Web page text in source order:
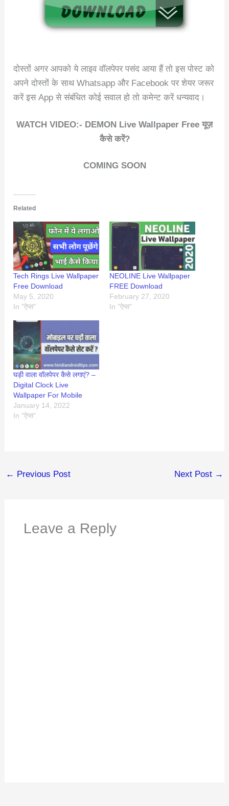
दोस्तों अगर आपको ये लाइव वॉलपेपर पसंद आया हैं तो इस पोस्ट को
अपने दोस्तों के साथ Whatsapp और Facebook पर शेयर जरूर
करें इस App से संबंधित कोई सवाल हो तो कमेन्ट करें धन्यवाद।
WATCH VIDEO:- DEMON Live Wallpaper Free यूज़
कैसे करें?
COMING SOON
Related
Tech Rings Live Wallpaper
Free Download
May 5, 2020
In "ऐप्स"
NEOLINE Live Wallpaper
FREE Download
February 27, 2020
In "ऐप्स"
घड़ी वाला वॉलपेपर कैसे लगाएं? –
Digital Clock Live
Wallpaper For Mobile
January 14, 2022
In "ऐप्स"
← Previous Post Next Post →
Leave a Reply